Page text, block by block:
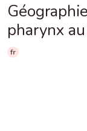
pharynx
fr